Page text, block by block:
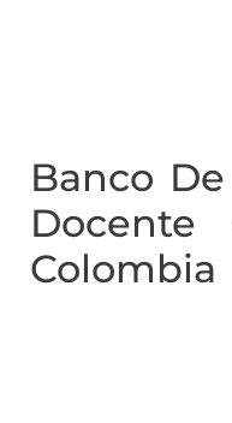
Banco
Colombia